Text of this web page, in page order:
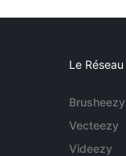
Le Réseau
Brusheezy
Vecteezy
Videezy